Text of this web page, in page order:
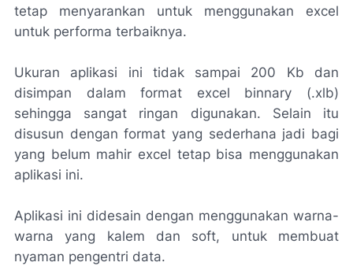
tetap menyarankan untuk menggunakan excel
untuk performa terbaiknya.
Ukuran aplikasi ini tidak sampai 200 Kb dan
disimpan dalam format excel binnary (.xlb)
sehingga sangat ringan digunakan. Selain itu
disusun dengan format yang sederhana jadi bagi
yang belum mahir excel tetap bisa menggunakan
aplikasi ini.
Aplikasi ini didesain dengan menggunakan warna-
warna yang kalem dan soft, untuk membuat
nyaman pengentri data.